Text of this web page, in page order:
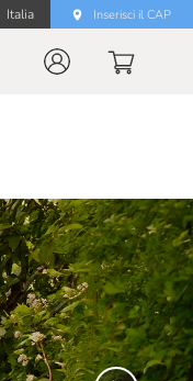
Italia Inserisci il CAP